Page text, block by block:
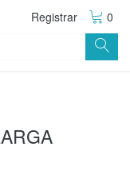
Registrar 0